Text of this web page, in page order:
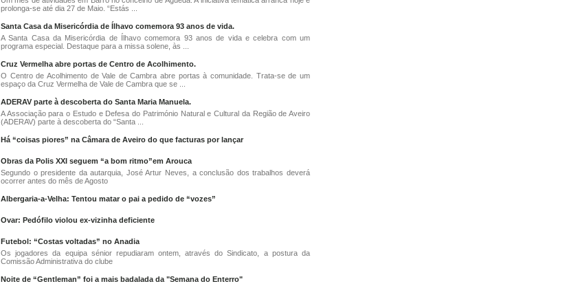
prolonga-se até dia 27 de Maio. “Estás ...
Santa Casa da Misericórdia de Ílhavo comemora 93 anos de vida.
A Santa Casa da Misericórdia de Ílhavo comemora 93 anos de vida e celebra com um
programa especial. Destaque para a missa solene, às ...
Cruz Vermelha abre portas de Centro de Acolhimento.
O Centro de Acolhimento de Vale de Cambra abre portas à comunidade. Trata-se de um
espaço da Cruz Vermelha de Vale de Cambra que se ...
ADERAV parte à descoberta do Santa Maria Manuela.
A Associação para o Estudo e Defesa do Património Natural e Cultural da Região de Aveiro
(ADERAV) parte à descoberta do “Santa ...
Há “coisas piores” na Câmara de Aveiro do que facturas por lançar
Obras da Polis XXI seguem “a bom ritmo”em Arouca
Segundo o presidente da autarquia, José Artur Neves, a conclusão dos trabalhos deverá
ocorrer antes do mês de Agosto
Albergaria-a-Velha: Tentou matar o pai a pedido de “vozes”
Ovar: Pedófilo violou ex-vizinha deficiente
Futebol: “Costas voltadas” no Anadia
Os jogadores da equipa sénior repudiaram ontem, através do Sindicato, a postura da
Comissão Administrativa do clube
Noite de “Gentleman” foi a mais badalada da "Semana do Enterro"